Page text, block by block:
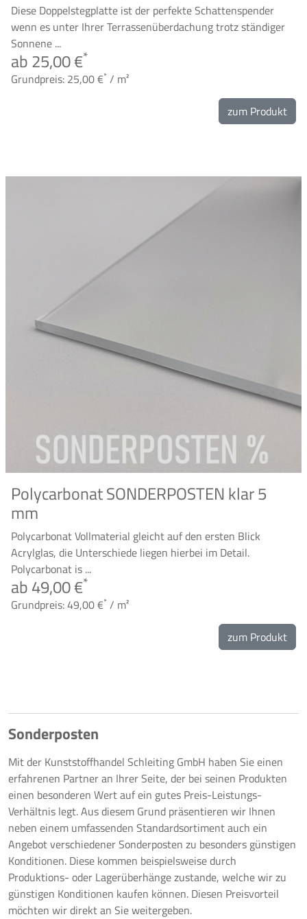
Diese Doppelstegplatte ist der perfekte Schattenspender
wenn es unter Ihrer Terrassenüberdachung trotz ständiger
Sonnene ...
ab 25,00 €*
Grundpreis: 25,00 €* / m²
zum Produkt
Polycarbonat SONDERPOSTEN klar 5
mm
Polycarbonat Vollmaterial gleicht auf den ersten Blick
Acrylglas, die Unterschiede liegen hierbei im Detail.
Polycarbonat is ...
ab 49,00 €*
Grundpreis: 49,00 €* / m²
zum Produkt
Sonderposten
Mit der Kunststoffhandel Schleiting GmbH haben Sie einen
erfahrenen Partner an Ihrer Seite, der bei seinen Produkten
einen besonderen Wert auf ein gutes Preis-Leistungs-
Verhältnis legt. Aus diesem Grund präsentieren wir Ihnen
neben einem umfassenden Standardsortiment auch ein
Angebot verschiedener Sonderposten zu besonders günstigen
Konditionen. Diese kommen beispielsweise durch
Produktions- oder Lagerüberhänge zustande, welche wir zu
günstigen Konditionen kaufen können. Diesen Preisvorteil
möchten wir direkt an Sie weitergeben.